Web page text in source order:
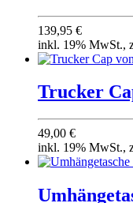
139,95 €
inkl. 19% MwSt.,
Trucker
49,00 €
inkl. 19% MwSt.,